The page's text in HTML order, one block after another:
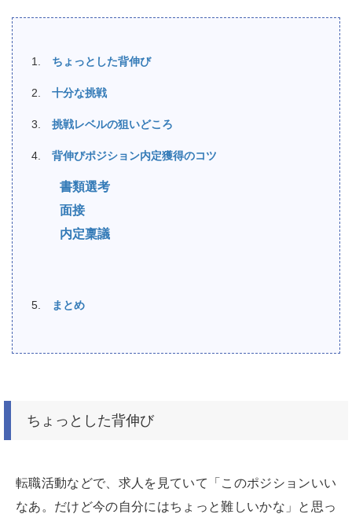
ちょっとした背伸び
十分な挑戦
挑戦レベルの狙いどころ
背伸びポジション内定獲得のコツ
書類選考
面接
内定稟議
まとめ
ちょっとした背伸び
転職活動などで、求人を見ていて「このポジションいい
なあ。だけど今の自分にはちょっと難しいかな」と思っ